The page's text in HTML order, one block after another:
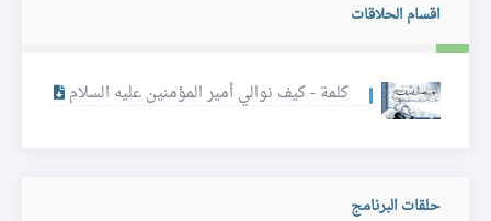
اقسام الحلاقات
كلمة - كيف نوالي أمير المؤمنين عليه السلام
حلقات البرنامج